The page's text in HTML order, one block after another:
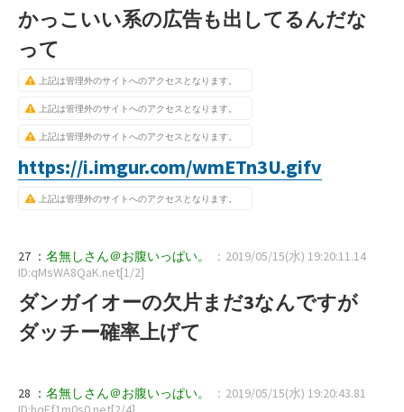
かっこいい系の広告も出してるんだな
って
上記は管理外のサイトへのアクセスとなります。
上記は管理外のサイトへのアクセスとなります。
上記は管理外のサイトへのアクセスとなります。
https://i.imgur.com/wmETn3U.gifv
上記は管理外のサイトへのアクセスとなります。
27 ： 名無しさん＠お腹いっぱい。
：2019/05/15(水) 19:20:11.14
ID:qMsWA8QaK.net[1/2]
ダンガイオーの欠片まだ3なんですが
ダッチー確率上げて
28 ： 名無しさん＠お腹いっぱい。
：2019/05/15(水) 19:20:43.81